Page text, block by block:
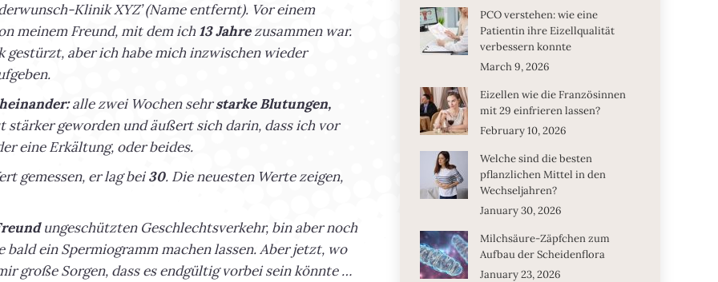
Klinik XYZ’ (Name entfernt). Vor einem
meinem Freund, mit dem ich13 Jahrezusammen war.
aber ich habe mich inzwischen wieder
alle zwei Wochen sehrstarke Blutungen,
stärker geworden und äußert sich darin, dass ich vor
eine Erkältung, oder beides.
gemessen, er lag bei30. Die neuesten Werte zeigen,
ungeschützten Geschlechtsverkehr, bin aber noch
ein Spermiogramm machen lassen. Aber jetzt, wo
große Sorgen, dass es endgültig vorbei sein könnte …
PCO verstehen: wie eine
Patientin ihre Eizellqualität
verbessern konnte
March 9, 2026
Eizellen wie die Französinnen
mit 29 einfrieren lassen?
February 10, 2026
Welche sind die besten
pflanzlichen Mittel in den
Wechseljahren?
January 30, 2026
Milchsäure-Zäpfchen zum
Aufbau der Scheidenflora
January 23, 2026